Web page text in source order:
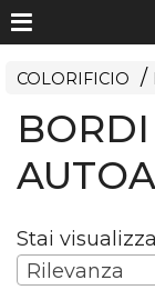
COLORIFICIO
Stai
Rilevanza